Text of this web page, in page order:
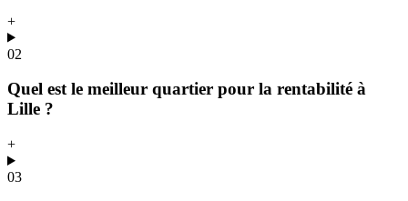
+
02
Quel est le meilleur quartier pour la rentabilité à
Lille ?
+
03